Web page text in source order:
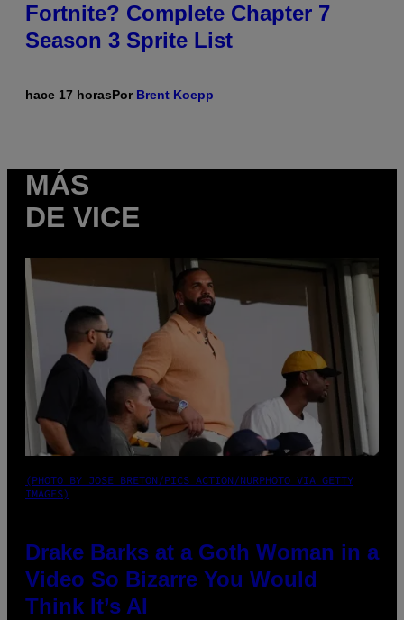
Fortnite? Complete Chapter 7
Season 3 Sprite List
hace 17 horasPor Brent Koepp
MÁS
DE VICE
(PHOTO BY JOSE BRETON/PICS ACTION/NURPHOTO VIA GETTY
IMAGES)
Drake Barks at a Goth Woman in a
Video So Bizarre You Would
Think It’s AI